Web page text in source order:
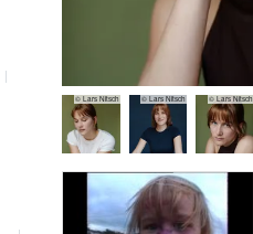
© Lars Nitsch © Lars Nitsch © Lars Nitsch